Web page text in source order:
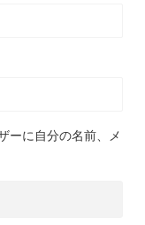
ーに自分の名前、メ